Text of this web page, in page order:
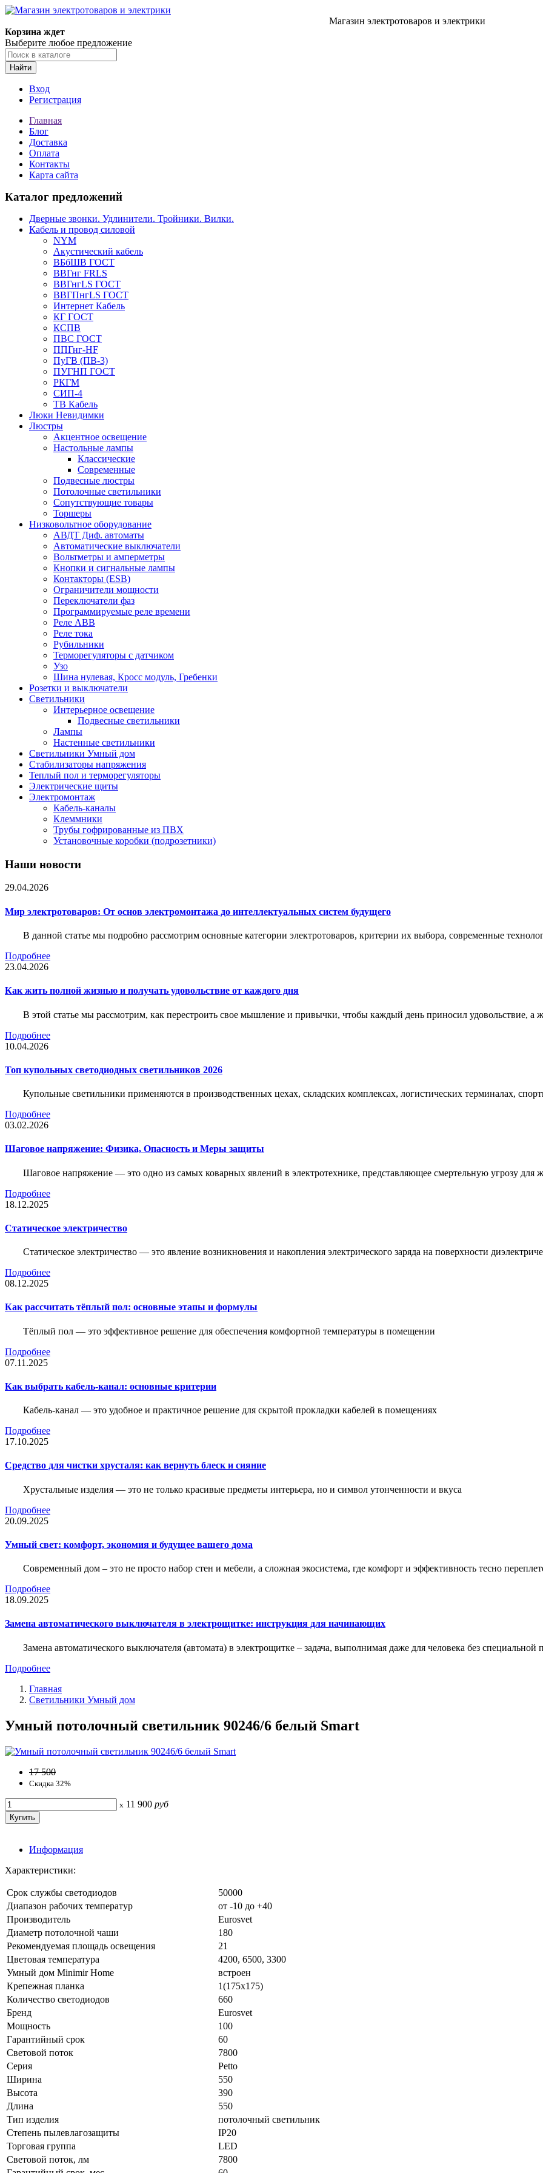
Магазин электротоваров и электрики
Корзина ждет
Выберите любое предложение
Найти
Вход
Регистрация
Главная
Блог
Доставка
Оплата
Контакты
Карта сайта
Каталог предложений
Дверные звонки. Удлинители. Тройники. Вилки.
Кабель и провод силовой
NYM
Акустический кабель
ВБбШВ ГОСТ
ВВГнг FRLS
ВВГнгLS ГОСТ
ВВГПнгLS ГОСТ
Интернет Кабель
КГ ГОСТ
КСПВ
ПВС ГОСТ
ППГнг-HF
ПуГВ (ПВ-3)
ПУГНП ГОСТ
РКГМ
СИП-4
ТВ Кабель
Люки Невидимки
Люстры
Акцентное освещение
Настольные лампы
Классические
Современные
Подвесные люстры
Потолочные светильники
Сопутствующие товары
Торшеры
Низковольтное оборудование
АВДT Диф. автоматы
Автоматические выключатели
Вольтметры и амперметры
Кнопки и сигнальные лампы
Контакторы (ESB)
Ограничители мощности
Переключатели фаз
Программируемые реле времени
Реле ABB
Реле тока
Рубильники
Терморегуляторы с датчиком
Узо
Шина нулевая, Кросс модуль, Гребенки
Розетки и выключатели
Светильники
Интерьерное освещение
Подвесные светильники
Лампы
Настенные светильники
Светильники Умный дом
Стабилизаторы напряжения
Теплый пол и терморегуляторы
Электрические щиты
Электромонтаж
Кабель-каналы
Клеммники
Трубы гофрированные из ПВХ
Установочные коробки (подрозетники)
Наши новости
29.04.2026
Мир электротоваров: От основ электромонтажа до интеллектуальных систем будущего
В данной статье мы подробно рассмотрим основные категории электротоваров, критерии их выбора, современные
Подробнее
23.04.2026
Как жить полной жизнью и получать удовольствие от каждого дня
В этой статье мы рассмотрим, как перестроить свое мышление и привычки, чтобы каждый день приносил удовольствие, а
Подробнее
10.04.2026
Топ купольных светодиодных светильников 2026
Купольные светильники применяются в производственных цехах, складских комплексах, логистических терминалах,
Подробнее
03.02.2026
Шаговое напряжение: Физика, Опасность и Меры защиты
Шаговое напряжение — это одно из самых коварных явлений в электротехнике, представляющее смертельную угрозу для
Подробнее
18.12.2025
Статическое электричество
Статическое электричество — это явление возникновения и накопления электрического заряда на поверхности
Подробнее
08.12.2025
Как рассчитать тёплый пол: основные этапы и формулы
Тёплый пол — это эффективное решение для обеспечения комфортной температуры в помещении
Подробнее
07.11.2025
Как выбрать кабель-канал: основные критерии
Кабель-канал — это удобное и практичное решение для скрытой прокладки кабелей в помещениях
Подробнее
17.10.2025
Средство для чистки хрусталя: как вернуть блеск и сияние
Хрустальные изделия — это не только красивые предметы интерьера, но и символ утонченности и вкуса
Подробнее
20.09.2025
Умный свет: комфорт, экономия и будущее вашего дома
Современный дом – это не просто набор стен и мебели, а сложная экосистема, где комфорт и эффективность тесно
Подробнее
18.09.2025
Замена автоматического выключателя в электрощитке: инструкция для начинающих
Замена автоматического выключателя (автомата) в электрощитке – задача, выполнимая даже для человека без специальной
Подробнее
Главная
Светильники Умный дом
Умный потолочный светильник 90246/6 белый Smart
17 500
Скидка 32%
x 11 900 руб
Информация
Характеристики:
Срок службы светодиодов
50000
Диапазон рабочих температур
от -10 до +40
Производитель
Eurosvet
Диаметр потолочной чаши
180
Рекомендуемая площадь освещения
21
Цветовая температура
4200, 6500, 3300
Умный дом Minimir Home
встроен
Крепежная планка
1(175х175)
Количество светодиодов
660
Бренд
Eurosvet
Мощность
100
Гарантийный срок
60
Световой поток
7800
Серия
Petto
Ширина
550
Высота
390
Длина
550
Тип изделия
потолочный светильник
Степень пылевлагозащиты
IP20
Торговая группа
LED
Световой поток, лм
7800